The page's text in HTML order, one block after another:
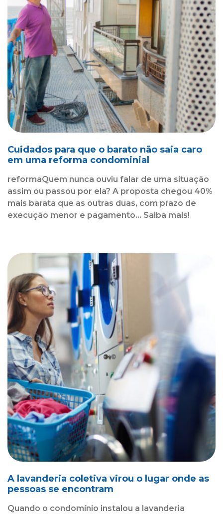
Cuidados para que o barato não saia caro
em uma reforma condominial
reformaQuem nunca ouviu falar de uma situação
assim ou passou por ela? A proposta chegou 40%
mais barata que as outras duas, com prazo de
execução menor e pagamento... Saiba mais!
A lavanderia coletiva virou o lugar onde as
pessoas se encontram
Quando o condomínio instalou a lavanderia